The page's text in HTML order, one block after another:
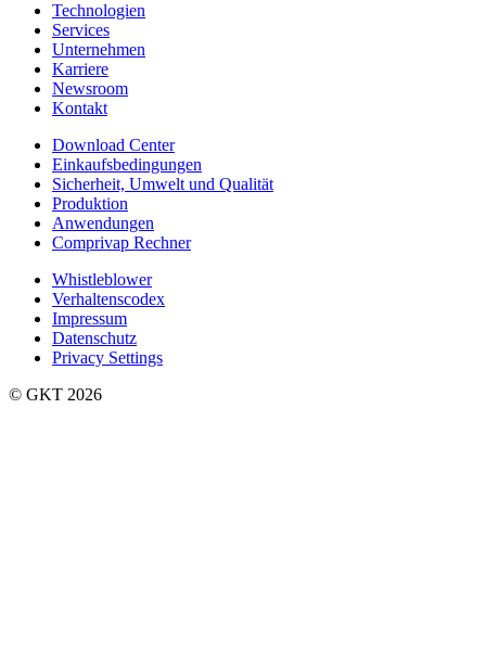
Technologien
Services
Unternehmen
Karriere
Newsroom
Kontakt
Download Center
Einkaufsbedingungen
Sicherheit, Umwelt und Qualität
Produktion
Anwendungen
Comprivap Rechner
Whistleblower
Verhaltenscodex
Impressum
Datenschutz
Privacy Settings
©️ GKT 2026